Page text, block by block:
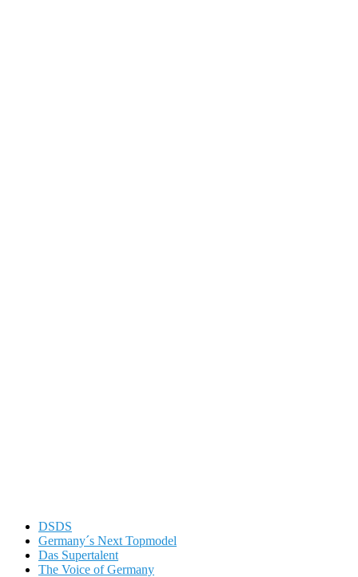
DSDS
Germany´s Next Topmodel
Das Supertalent
The Voice of Germany